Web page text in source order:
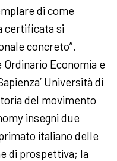
di come
certificata si
concreto”.
Economia e
Università di
del movimento
insegni due
italiano delle
di prospettiva; la